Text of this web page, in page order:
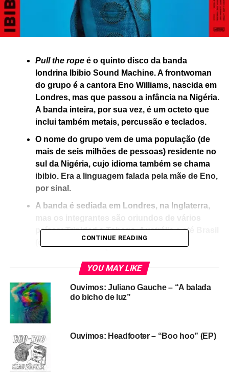
Pull the ropeé o quinto disco da banda
londrina Ibibio Sound Machine. A frontwoman
do grupo é a cantora Eno Williams, nascida em
Londres, mas que passou a infância na Nigéria.
A banda inteira, por sua vez, é um octeto que
inclui também metais, percussão e teclados.
O nome do grupo vem de uma população (de
mais de seis milhões de pessoas) residente no
sul da Nigéria, cujo idioma também se chama
ibibio. Era a linguagem falada pela mãe de Eno,
por sinal.
A banda é sediada em Londres, na Inglaterra,
mas os integrantes são oriundos de vários
países: Trinidad e Tobago, Austrália e até Brasil
(o percussionista e bandolinista baiano
mesmos como United Colors Of Music. Acho
falar a mesma língua através da música”,
contou Eno ao
Tem algo no Ibibio Sound Machine que é facilmente
linkável a quem, nos anos 1980, buscava a salvação no
pop ligado à música africana. Valia dar atenção a álbuns
maravilhosos como
(1985), a grupos vocais como Ladysmith Black Mambazo,
CONTINUE READING
YOU MAY LIKE
Ouvimos: Juliano Gauche – “A balada
do bicho de luz”
Ouvimos: Headfooter – “Boo hoo” (EP)